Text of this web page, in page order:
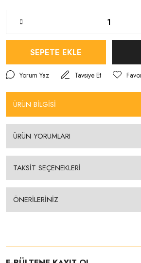
SEPETE EKLE
Yorum Yaz Tavsiye Et
ÜRÜN BİLGİSİ
ÜRÜN YORUMLARI
TAKSİT SEÇENEKLERİ
ÖNERİLERİNİZ